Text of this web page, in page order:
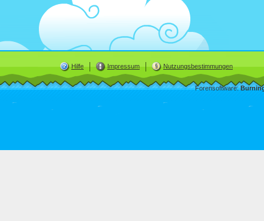
Hilfe Impressum Nutzungsbestimmungen
Forensoftware: